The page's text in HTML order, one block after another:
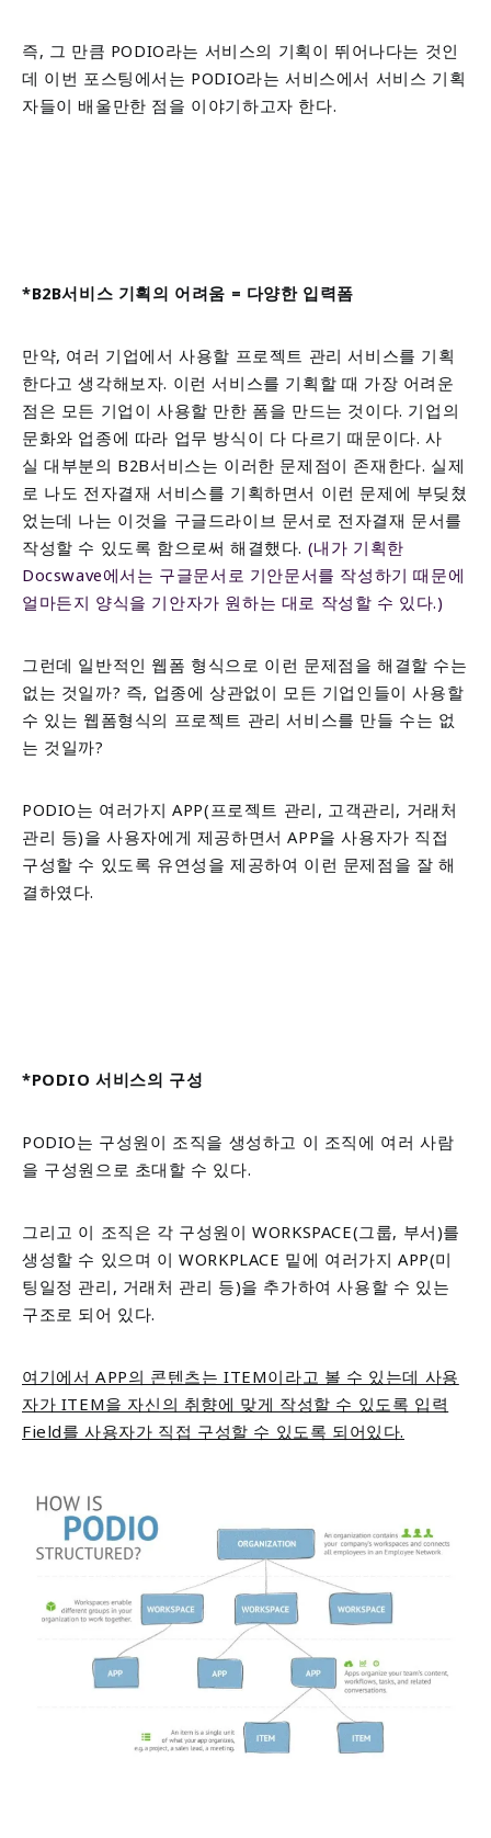
즉, 그 만큼 PODIO라는 서비스의 기획이 뛰어나다는 것인
데 이번 포스팅에서는 PODIO라는 서비스에서 서비스 기획
자들이 배울만한 점을 이야기하고자 한다.
*B2B서비스 기획의 어려움 = 다양한 입력폼
만약, 여러 기업에서 사용할 프로젝트 관리 서비스를 기획
한다고 생각해보자. 이런 서비스를 기획할 때 가장 어려운
점은 모든 기업이 사용할 만한 폼을 만드는 것이다. 기업의
문화와 업종에 따라 업무 방식이 다 다르기 때문이다. 사
실 대부분의 B2B서비스는 이러한 문제점이 존재한다. 실제
로 나도 전자결재 서비스를 기획하면서 이런 문제에 부딪쳤
었는데 나는 이것을 구글드라이브 문서로 전자결재 문서를
작성할 수 있도록 함으로써 해결했다. (내가 기획한
Docswave에서는 구글문서로 기안문서를 작성하기 때문에
얼마든지 양식을 기안자가 원하는 대로 작성할 수 있다.)
그런데 일반적인 웹폼 형식으로 이런 문제점을 해결할 수는
없는 것일까? 즉, 업종에 상관없이 모든 기업인들이 사용할
수 있는 웹폼형식의 프로젝트 관리 서비스를 만들 수는 없
는 것일까?
PODIO는 여러가지 APP(프로젝트 관리, 고객관리, 거래처
관리 등)을 사용자에게 제공하면서 APP을 사용자가 직접
구성할 수 있도록 유연성을 제공하여 이런 문제점을 잘 해
결하였다.
*PODIO 서비스의 구성
PODIO는 구성원이 조직을 생성하고 이 조직에 여러 사람
을 구성원으로 초대할 수 있다.
그리고 이 조직은 각 구성원이 WORKSPACE(그룹, 부서)를
생성할 수 있으며 이 WORKPLACE 밑에 여러가지 APP(미
팅일정 관리, 거래처 관리 등)을 추가하여 사용할 수 있는
구조로 되어 있다.
여기에서 APP의 콘텐츠는 ITEM이라고 볼 수 있는데 사용
자가 ITEM을 자신의 취향에 맞게 작성할 수 있도록 입력
Field를 사용자가 직접 구성할 수 있도록 되어있다.